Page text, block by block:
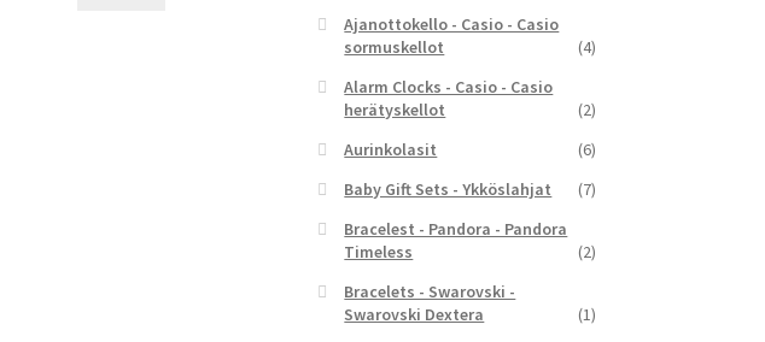
Ajanottokello - Casio - Casio
sormuskellot
(4)
Alarm Clocks - Casio - Casio
herätyskellot
(2)
Aurinkolasit
(6)
Baby Gift Sets - Ykköslahjat
(7)
Bracelest - Pandora - Pandora
Timeless
(2)
Bracelets - Swarovski -
Swarovski Dextera
(1)